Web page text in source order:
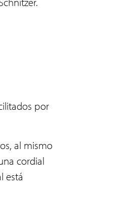
por
al mismo
cordial
está